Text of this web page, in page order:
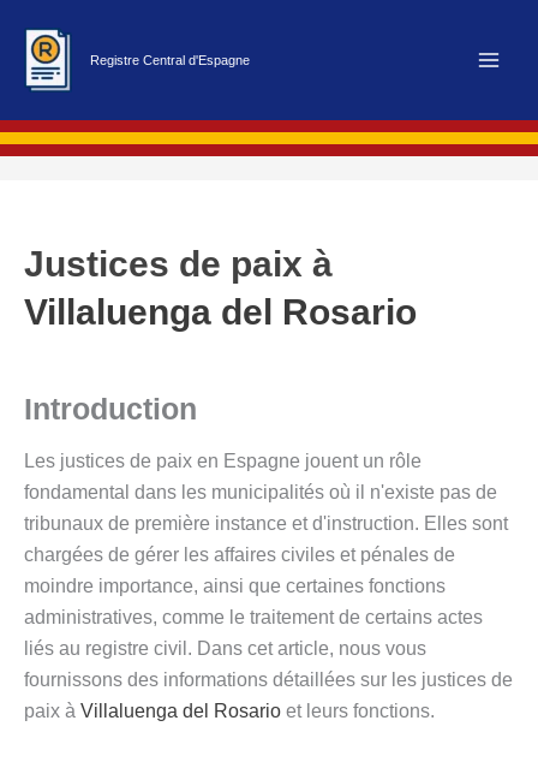
contenu
Registre Central d'Espagne
Justices de paix à
Villaluenga del Rosario
Introduction
Les justices de paix en Espagne jouent un rôle
fondamental dans les municipalités où il n'existe pas de
tribunaux de première instance et d'instruction. Elles sont
chargées de gérer les affaires civiles et pénales de
moindre importance, ainsi que certaines fonctions
administratives, comme le traitement de certains actes
liés au registre civil. Dans cet article, nous vous
fournissons des informations détaillées sur les justices de
paix à Villaluenga del Rosario et leurs fonctions.